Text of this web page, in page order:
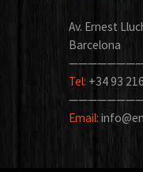
Av. Ernest
Barcelona
Tel: +34 93
Email: